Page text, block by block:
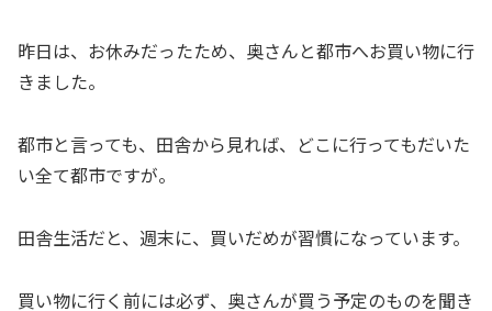
昨日は、お休みだったため、奥さんと都市へお買い物に行
きました。
都市と言っても、田舎から見れば、どこに行ってもだいた
い全て都市ですが。
田舎生活だと、週末に、買いだめが習慣になっています。
買い物に行く前には必ず、奥さんが買う予定のものを聞き